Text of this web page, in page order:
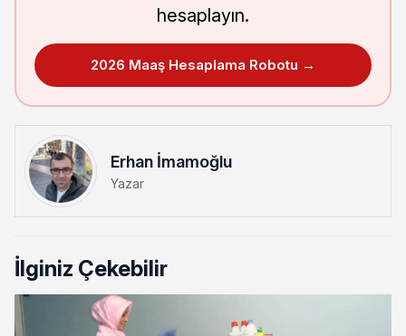
hesaplayın.
2026 Maaş Hesaplama Robotu →
Erhan İmamoğlu
Yazar
İlginiz Çekebilir